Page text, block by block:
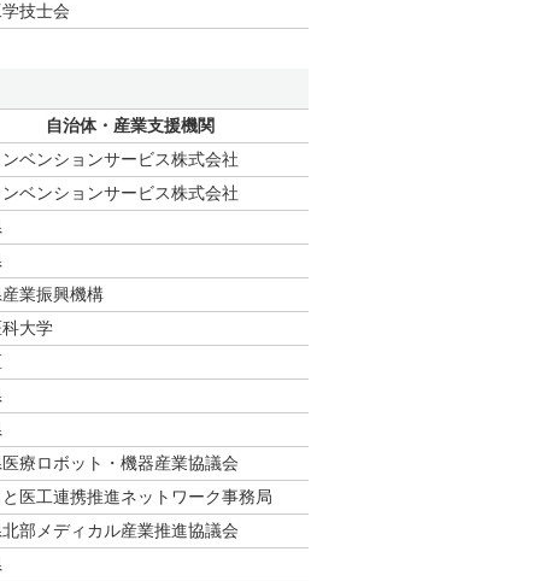
技士会
自治体・産業支援機関
ンベンションサービス株式会社
ンベンションサービス株式会社
業振興機構
大学
療ロボット・機器産業協議会
と医⼯連携推進ネットワーク事務局
部メディカル産業推進協議会